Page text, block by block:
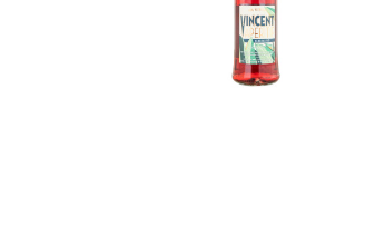
In den Korb